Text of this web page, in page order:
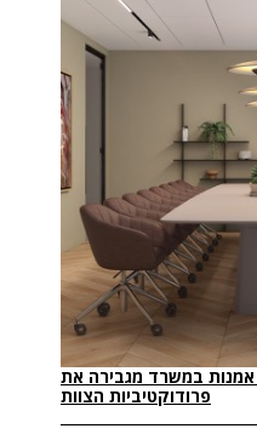
אמנות במשרד מגבירה את
פרודוקטיביות הצוות